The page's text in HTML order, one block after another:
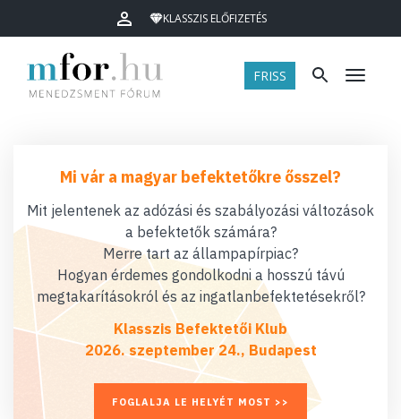
KLASSZIS ELŐFIZETÉS
FRISS Menü
Mi vár a magyar befektetőkre ősszel?
Mit jelentenek az adózási és szabályozási változások
a befektetők számára?
Merre tart az állampapírpiac?
Hogyan érdemes gondolkodni a hosszú távú
megtakarításokról és az ingatlanbefektetésekről?
Klasszis Befektetői Klub
2026. szeptember 24., Budapest
FOGLALJA LE HELYÉT MOST >>